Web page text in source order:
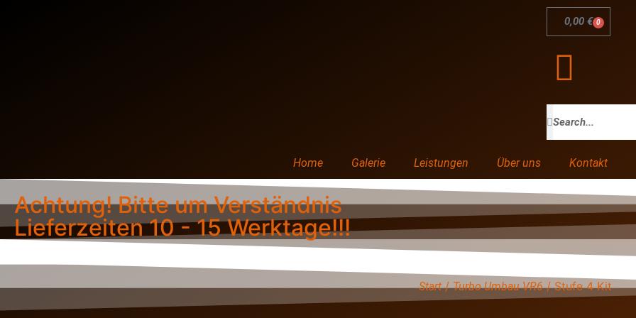
0,00 € 0
Home Galerie Leistungen Über uns Kontakt
Achtung! Bitte um Verständnis
Lieferzeiten 10 - 15 Werktage!!!
Start/Turbo Umbau VR6/ Stufe 4 Kit